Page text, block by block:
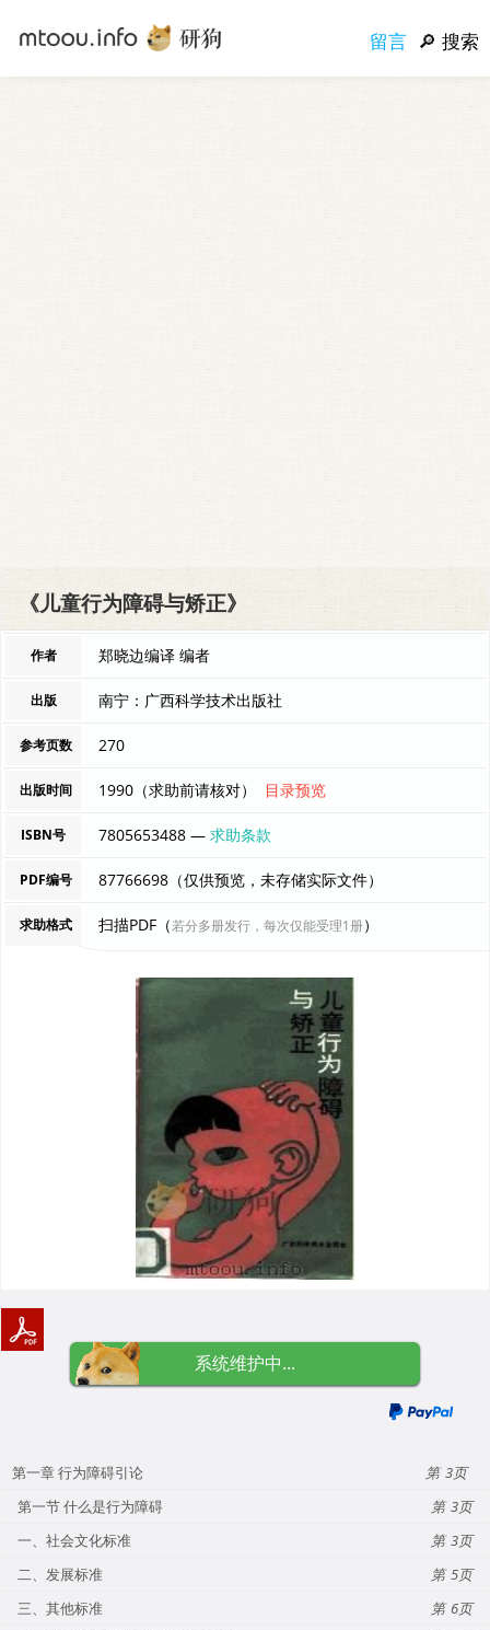
留言 搜索
《儿童行为障碍与矫正》
作者 郑晓边编译 编者
出版 南宁：广西科学技术出版社
参考页数 270
出版时间 1990（求助前请核对） 目录预览
ISBN号 7805653488 —求助条款
PDF编号 87766698（仅供预览，未存储实际文件）
求助格式 扫描PDF（若分多册发行，每次仅能受理1册）
系统维护中...
第一章 行为障碍引论
3
第一节 什么是行为障碍
3
一、社会文化标准
3
二、发展标准
5
三、其他标准
6